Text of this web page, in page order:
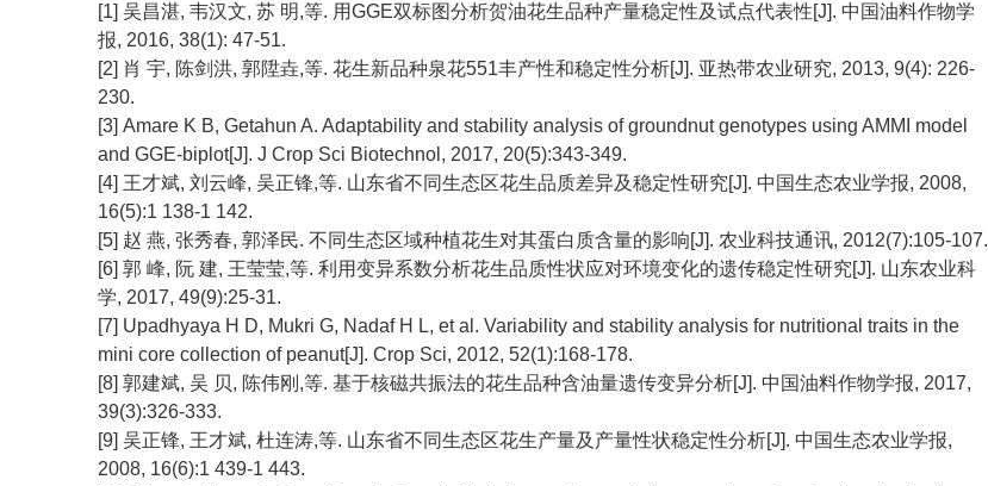
[1] 吴昌湛, 韦汉文, 苏 明,等. 用GGE双标图分析贺油花生品种产量稳定性及试点代表性[J]. 中国油料作物学
报, 2016, 38(1): 47-51.
[2] 肖 宇, 陈剑洪, 郭陞垚,等. 花生新品种泉花551丰产性和稳定性分析[J]. 亚热带农业研究, 2013, 9(4): 226-
230.
[3] Amare K B, Getahun A. Adaptability and stability analysis of groundnut genotypes using AMMI model
and GGE-biplot[J]. J Crop Sci Biotechnol, 2017, 20(5):343-349.
[4] 王才斌, 刘云峰, 吴正锋,等. 山东省不同生态区花生品质差异及稳定性研究[J]. 中国生态农业学报, 2008,
16(5):1 138-1 142.
[5] 赵 燕, 张秀春, 郭泽民. 不同生态区域种植花生对其蛋白质含量的影响[J]. 农业科技通讯, 2012(7):105-107.
[6] 郭 峰, 阮 建, 王莹莹,等. 利用变异系数分析花生品质性状应对环境变化的遗传稳定性研究[J]. 山东农业科
学, 2017, 49(9):25-31.
[7] Upadhyaya H D, Mukri G, Nadaf H L, et al. Variability and stability analysis for nutritional traits in the
mini core collection of peanut[J]. Crop Sci, 2012, 52(1):168-178.
[8] 郭建斌, 吴 贝, 陈伟刚,等. 基于核磁共振法的花生品种含油量遗传变异分析[J]. 中国油料作物学报, 2017,
39(3):326-333.
[9] 吴正锋, 王才斌, 杜连涛,等. 山东省不同生态区花生产量及产量性状稳定性分析[J]. 中国生态农业学报,
2008, 16(6):1 439-1 443.